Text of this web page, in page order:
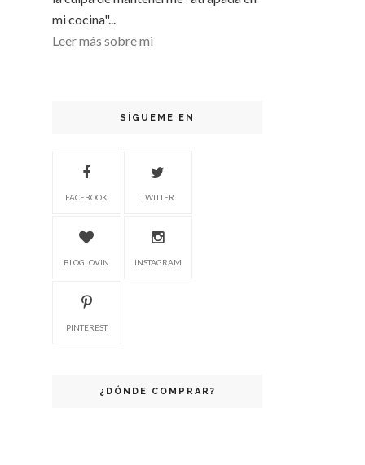
mi cocina"...
Leer más sobre mi
SÍGUEME EN
FACEBOOK TWITTER
BLOGLOVIN INSTAGRAM
PINTEREST
¿DÓNDE COMPRAR?